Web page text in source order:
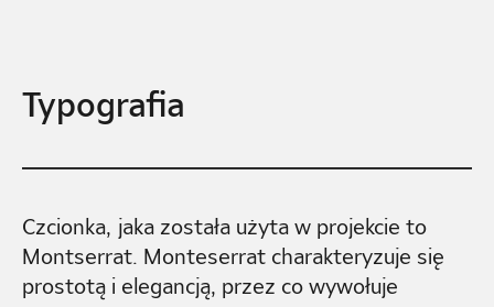
Typografia
Czcionka, jaka została użyta w projekcie to
Montserrat. Monteserrat charakteryzuje się
prostotą i elegancją, przez co wywołuje